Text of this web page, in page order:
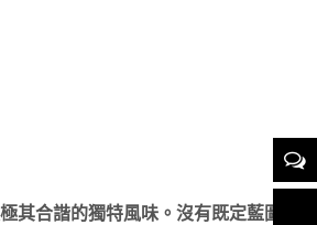
其合諧的獨特風味。沒有既定藍圖，也